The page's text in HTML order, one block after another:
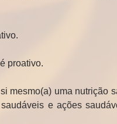
proativo.
mesmo(a) uma nutrição
e ações